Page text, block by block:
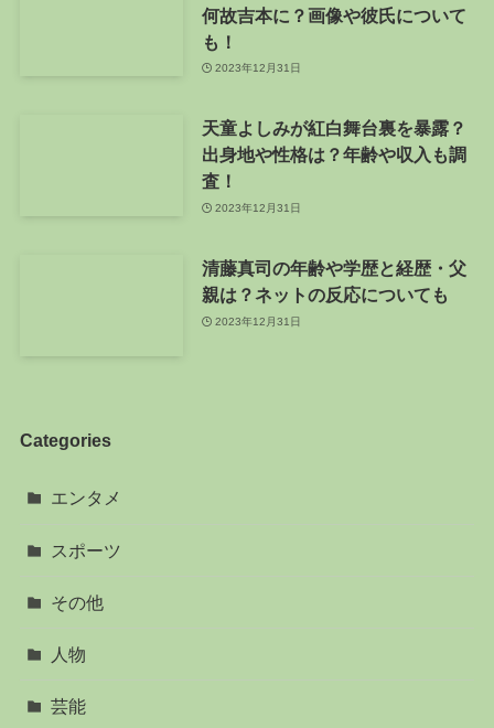
何故吉本に？画像や彼氏について
も！
2023年12月31日
天童よしみが紅白舞台裏を暴露？
出身地や性格は？年齢や収入も調
査！
2023年12月31日
清藤真司の年齢や学歴と経歴・父
親は？ネットの反応についても
2023年12月31日
Categories
エンタメ
スポーツ
その他
人物
芸能